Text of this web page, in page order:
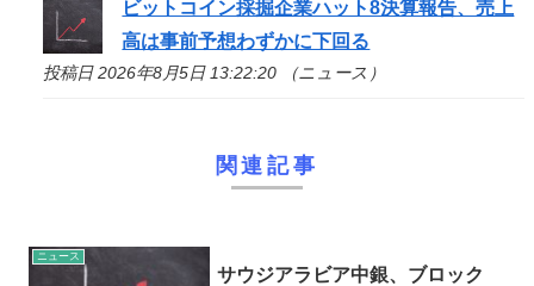
ビットコイン採掘企業ハット8決算報告、売上
高は事前予想わずかに下回る
投稿日 2026年8月5日 13:22:20 （ニュース）
関連記事
ニュース
サウジアラビア中銀、ブロック